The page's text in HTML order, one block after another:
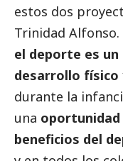
estos dos
Trinidad Alfonso.
el deporte es
desarrollo físico
durante la
una
beneficios del